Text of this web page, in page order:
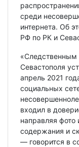
среди
интернета. Об
РФ по РК и
«Следственным
Севастополя
апрель 2021
социальных
входил в
направляя фото
содержания и
— говорится в